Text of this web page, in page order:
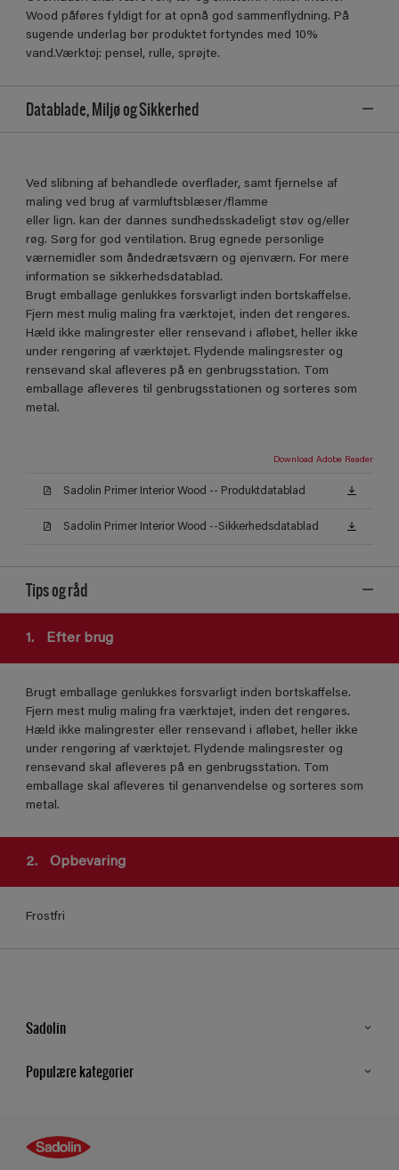
Wood påføres fyldigt for at opnå god sammenﬂydning. På
sugende underlag bør produktet fortyndes med 10%
vand.Værktøj: pensel, rulle, sprøjte.
Datablade, Miljø og Sikkerhed
Ved slibning af behandlede overflader, samt fjernelse af
maling ved brug af varmluftsblæser/flamme
eller lign. kan der dannes sundhedsskadeligt støv og/eller
røg. Sørg for god ventilation. Brug egnede personlige
værnemidler som åndedrætsværn og øjenværn. For mere
information se sikkerhedsdatablad.
Brugt emballage genlukkes forsvarligt inden bortskaffelse.
Fjern mest mulig maling fra værktøjet, inden det rengøres.
Hæld ikke malingrester eller rensevand i afløbet, heller ikke
under rengøring af værktøjet. Flydende malingsrester og
rensevand skal afleveres på en genbrugsstation. Tom
emballage afleveres til genbrugsstationen og sorteres som
metal.
Download Adobe Reader
Sadolin Primer Interior Wood -- Produktdatablad
Sadolin Primer Interior Wood --Sikkerhedsdatablad
Tips og råd
1. Efter brug
Brugt emballage genlukkes forsvarligt inden bortskaffelse.
Fjern mest mulig maling fra værktøjet, inden det rengøres.
Hæld ikke malingrester eller rensevand i afløbet, heller ikke
under rengøring af værktøjet. Flydende malingsrester og
rensevand skal afleveres på en genbrugsstation. Tom
emballage skal afleveres til genanvendelse og sorteres som
metal.
2. Opbevaring
Frostfri
Sadolin
Populære kategorier
Farver